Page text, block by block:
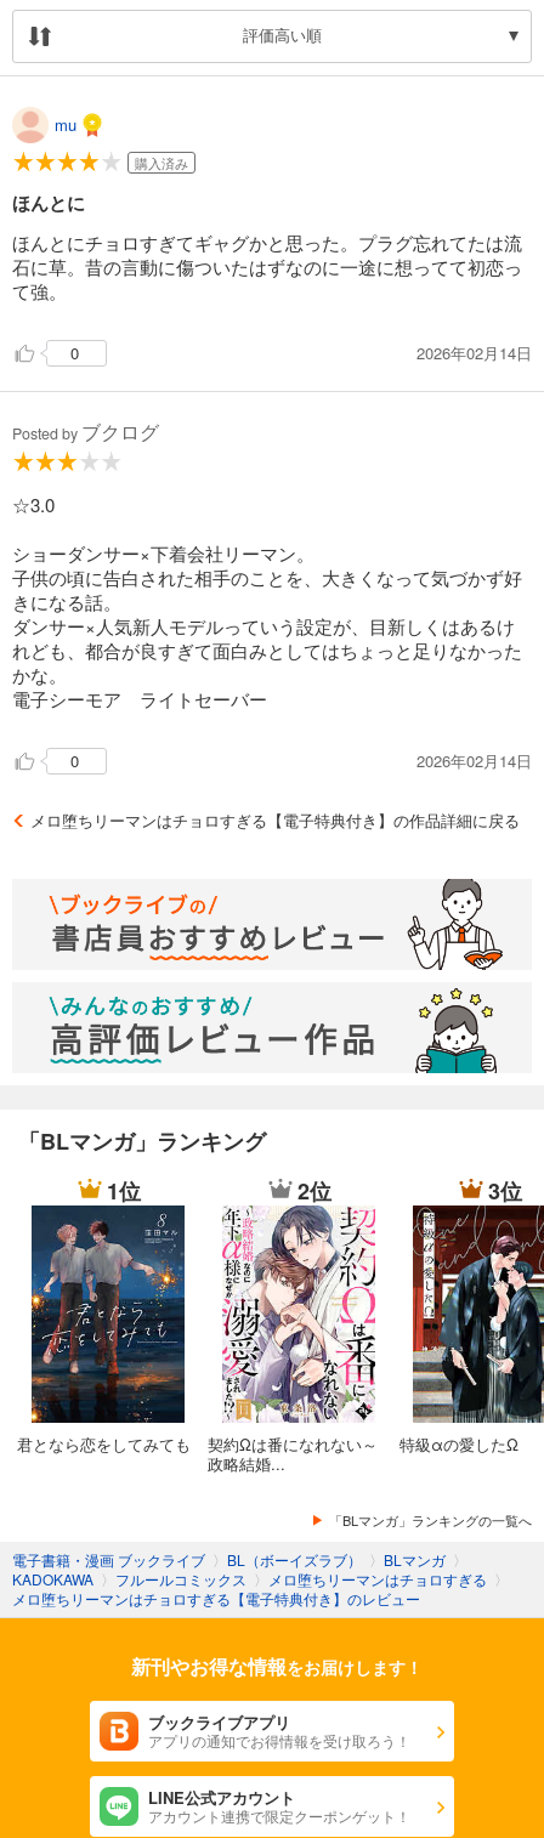
評価高い順
mu
購入済み
ほんとに
ほんとにチョロすぎてギャグかと思った。プラグ忘れてたは流
石に草。昔の言動に傷ついたはずなのに一途に想ってて初恋っ
て強。
0 2026年02月14日
Posted by ブクログ
☆3.0
ショーダンサー×下着会社リーマン。
子供の頃に告白された相手のことを、大きくなって気づかず好
きになる話。
ダンサー×人気新人モデルっていう設定が、目新しくはあるけ
れども、都合が良すぎて面白みとしてはちょっと足りなかった
かな。
電子シーモア ライトセーバー
0 2026年02月14日
メロ堕ちリーマンはチョロすぎる【電子特典付き】の作品詳細に戻る
「BLマンガ」ランキング
1位
君となら恋をしてみても
2位
契約Ωは番になれない～
政略結婚...
3位
特級αの愛したΩ
「BLマンガ」ランキングの一覧へ
電子書籍・漫画 ブックライブ 〉 BL（ボーイズラブ） 〉 BLマンガ 〉
KADOKAWA 〉 フルールコミックス 〉 メロ堕ちリーマンはチョロすぎる 〉
メロ堕ちリーマンはチョロすぎる【電子特典付き】のレビュー
新刊やお得な情報をお届けします！
ブックライブアプリ
アプリの通知でお得情報を受け取ろう！
LINE公式アカウント
アカウント連携で限定クーポンゲット！